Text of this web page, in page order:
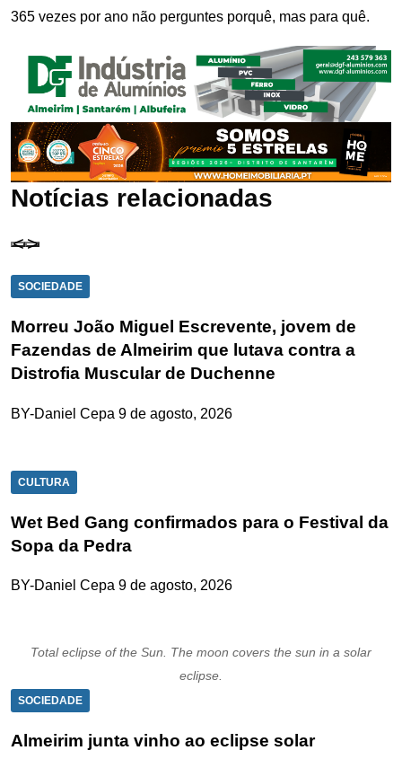
365 vezes por ano não perguntes porquê, mas para quê.
Notícias relacionadas
SOCIEDADE
Morreu João Miguel Escrevente, jovem de
Fazendas de Almeirim que lutava contra a
Distrofia Muscular de Duchenne
BY-Daniel Cepa 9 de agosto, 2026
CULTURA
Wet Bed Gang confirmados para o Festival da
Sopa da Pedra
BY-Daniel Cepa 9 de agosto, 2026
Total eclipse of the Sun. The moon covers the sun in a solar
eclipse.
SOCIEDADE
Almeirim junta vinho ao eclipse solar